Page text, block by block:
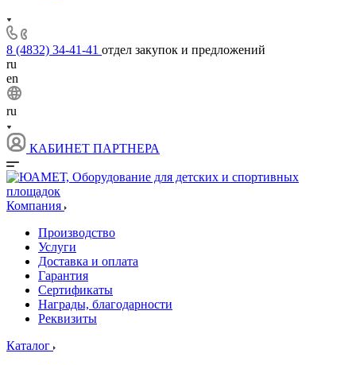
8 (4832) 34-41-41 отдел закупок и предложений
ru
en
ru
КАБИНЕТ ПАРТНЕРА
Компания
Производство
Услуги
Доставка и оплата
Гарантия
Сертификаты
Награды, благодарности
Реквизиты
Каталог